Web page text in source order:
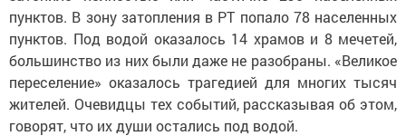
пунктов. В зону затопления в РТ попало 78 населенных
пунктов. Под водой оказалось 14 храмов и 8 мечетей,
большинство из них были даже не разобраны. «Великое
переселение» оказалось трагедией для многих тысяч
жителей. Очевидцы тех событий, рассказывая об этом,
говорят, что их души остались под водой.